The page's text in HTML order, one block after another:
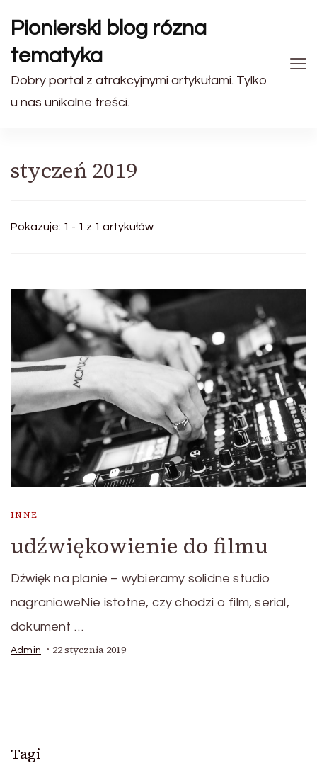
Pionierski blog rózna
tematyka
Dobry portal z atrakcyjnymi artykułami. Tylko
u nas unikalne treści.
styczeń 2019
Pokazuje: 1 - 1 z 1 artykułów
INNE
udźwiękowienie do filmu
Dźwięk na planie – wybieramy solidne studio
nagranioweNie istotne, czy chodzi o film, serial,
dokument …
Admin 22 stycznia 2019
Tagi